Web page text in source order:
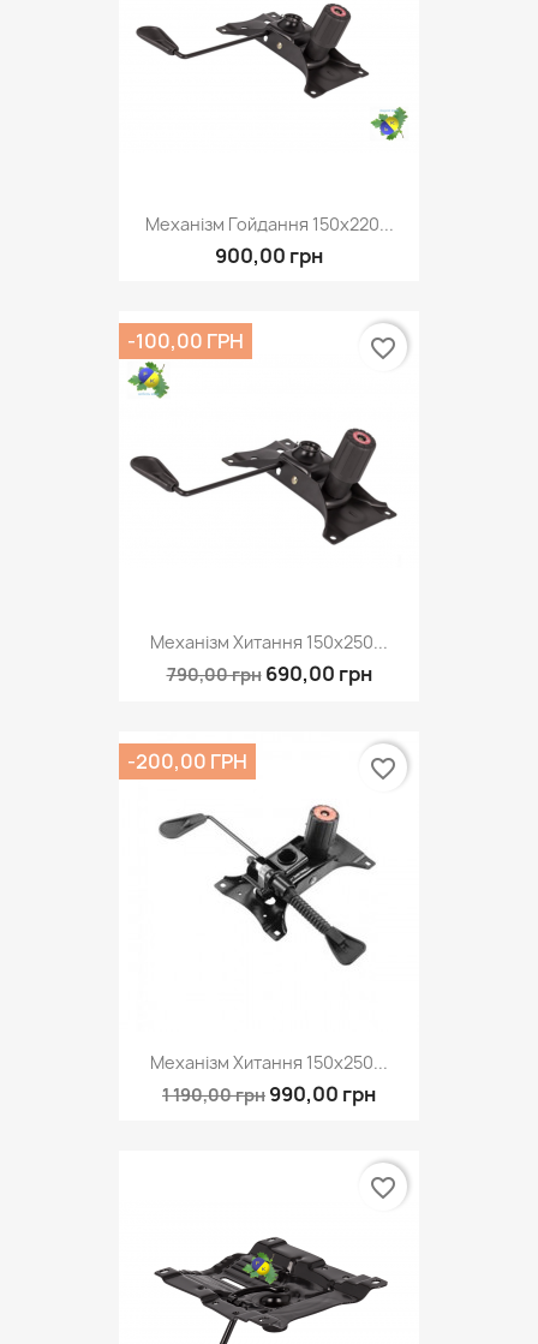
Механізм Гойдання 150х220...
900,00 грн
Механізм Хитання 150х250...
790,00 грн 690,00 грн
-100,00 ГРН favorite_border
Механізм Хитання 150х250...
1 190,00 грн 990,00 грн
-200,00 ГРН favorite_border
favorite_border